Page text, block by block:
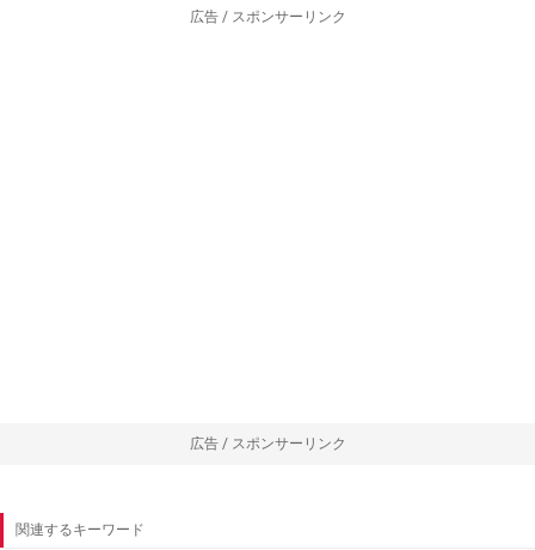
広告 / スポンサーリンク
広告 / スポンサーリンク
関連するキーワード